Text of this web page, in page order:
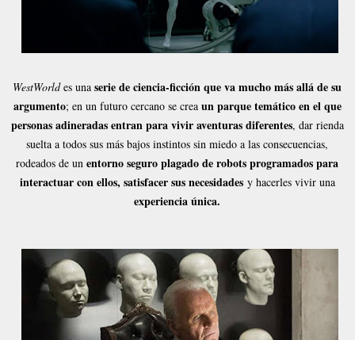
WestWorldes unaserie de ciencia-ficción que va mucho más allá de su
argumento; en un futuro cercano se crea un parque temático en el que
personas adineradas entran para vivir aventuras diferentes, dar rienda
suelta a todos sus más bajos instintos sin miedo a las consecuencias,
rodeados de un entorno seguro plagado de robots programados para
interactuar con ellos, satisfacer sus necesidades y hacerles vivir una
experiencia única.